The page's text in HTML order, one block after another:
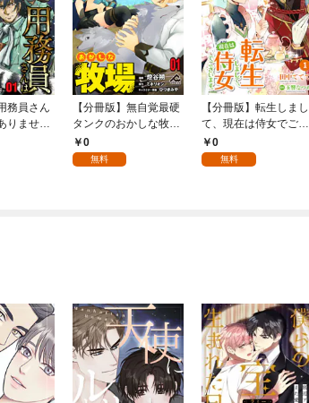
務員さん
りません
【分冊版】無自覚最硬
タンクのおかしな牧場
第1話
0
無料
【分冊版】転生しまし
て、現在は侍女でござ
います。 第1話（アリ
アンローズコミック
0
無料